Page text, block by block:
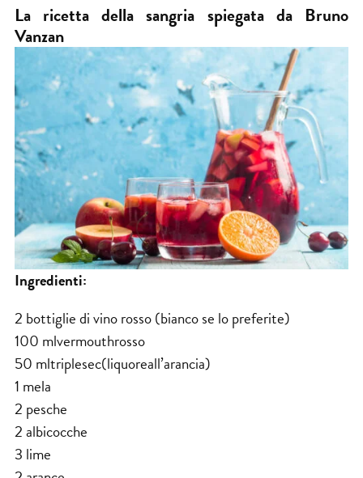
La ricetta della sangria spiegata da Bruno
Vanzan
Ingredienti:
2 bottiglie di vino rosso (bianco se lo preferite)
100 mlvermouthrosso
50 mltriplesec(liquoreall’arancia)
1 mela
2 pesche
2 albicocche
3 lime